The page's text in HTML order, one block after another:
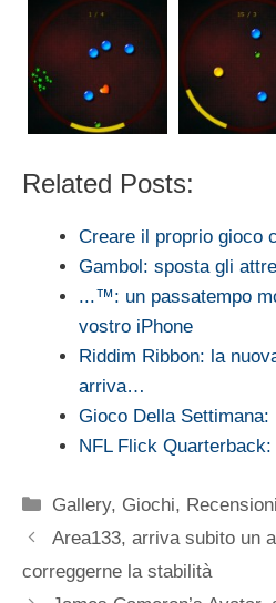
Related Posts:
Creare il proprio gioco
Gambol: sposta gli
...™: un passatempo
vostro iPhone
Riddim Ribbon: la
arriva…
Gioco Della Settimana:
NFL Flick
Categorie
Gallery, Giochi,
Area133, arriva subito un
correggerne la stabilità